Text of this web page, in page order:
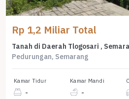
Rp 1,2 Miliar Total
Tanah di Daerah Tlogosari ,
Pedurungan, Semarang
Kamar Tidur
-
Kamar Mandi
-